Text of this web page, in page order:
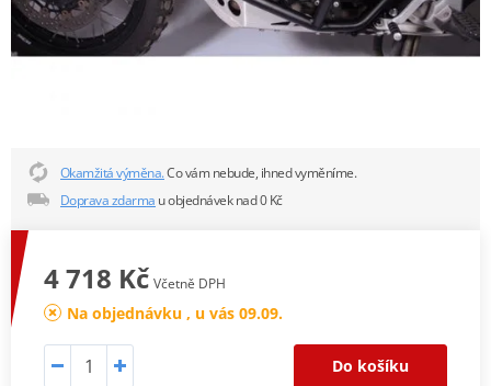
Okamžitá výměna.Co vám nebude, ihned vyměníme.
Doprava zdarma u objednávek nad 0 Kč
4 718 Kč Včetně DPH
Na objednávku , u vás 09.09.
Do košíku